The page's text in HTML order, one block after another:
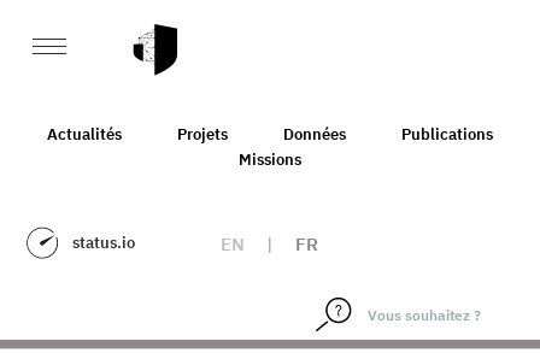
Actualités Projets Données
Publications
Missions
status.io EN | FR